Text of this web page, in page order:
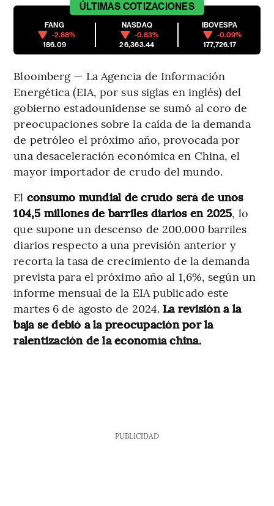
ÚLTIMAS COTIZACIONES
FANG
-2.88%
186.09
NASDAQ
-0.83%
26,363.44
IBOVESPA
-0.09%
177,726.17
Bloomberg — La Agencia de Información
Energética (EIA, por sus siglas en inglés) del
gobierno estadounidense se sumó al coro de
preocupaciones sobre la caída de la demanda
de petróleo el próximo año, provocada por
una desaceleración económica en China, el
mayor importador de crudo del mundo.
El consumo mundial de crudo será de unos
104,5 millones de barriles diarios en 2025, lo
que supone un descenso de 200.000 barriles
diarios respecto a una previsión anterior y
recorta la tasa de crecimiento de la demanda
prevista para el próximo año al 1,6%, según un
informe mensual de la EIA publicado este
martes 6 de agosto de 2024. La revisión a la
baja se debió a la preocupación por la
ralentización de la economía china.
PUBLICIDAD